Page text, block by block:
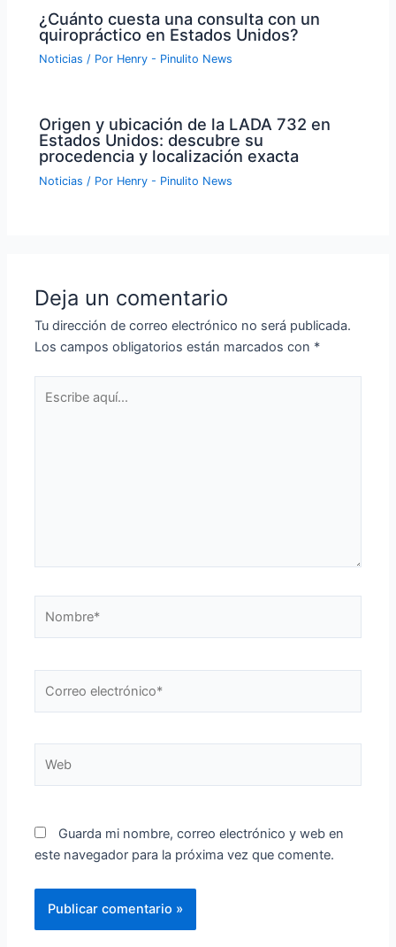
¿Cuánto cuesta una consulta con un
quiropráctico en Estados Unidos?
Noticias / Por Henry - Pinulito News
Origen y ubicación de la LADA 732 en
Estados Unidos: descubre su
procedencia y localización exacta
Noticias / Por Henry - Pinulito News
Deja un comentario
Tu dirección de correo electrónico no será publicada.
Los campos obligatorios están marcados con *
electrónico*
Guarda mi nombre, correo electrónico y web en
este navegador para la próxima vez que comente.